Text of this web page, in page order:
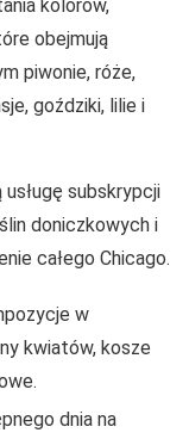
kolorów,
obejmują
piwonie, róże,
goździki, lilie i
subskrypcji
doniczkowych i
całego Chicago.
w
kwiatów, kosze
dnia na